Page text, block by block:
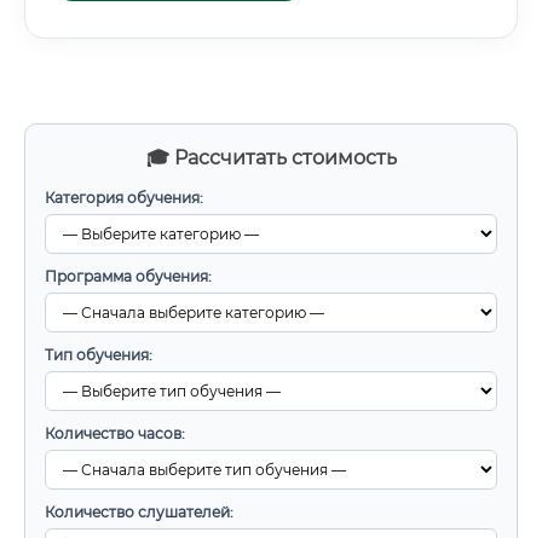
🎓 Рассчитать стоимость
Категория обучения:
Программа обучения:
Тип обучения:
Количество часов:
Количество слушателей: